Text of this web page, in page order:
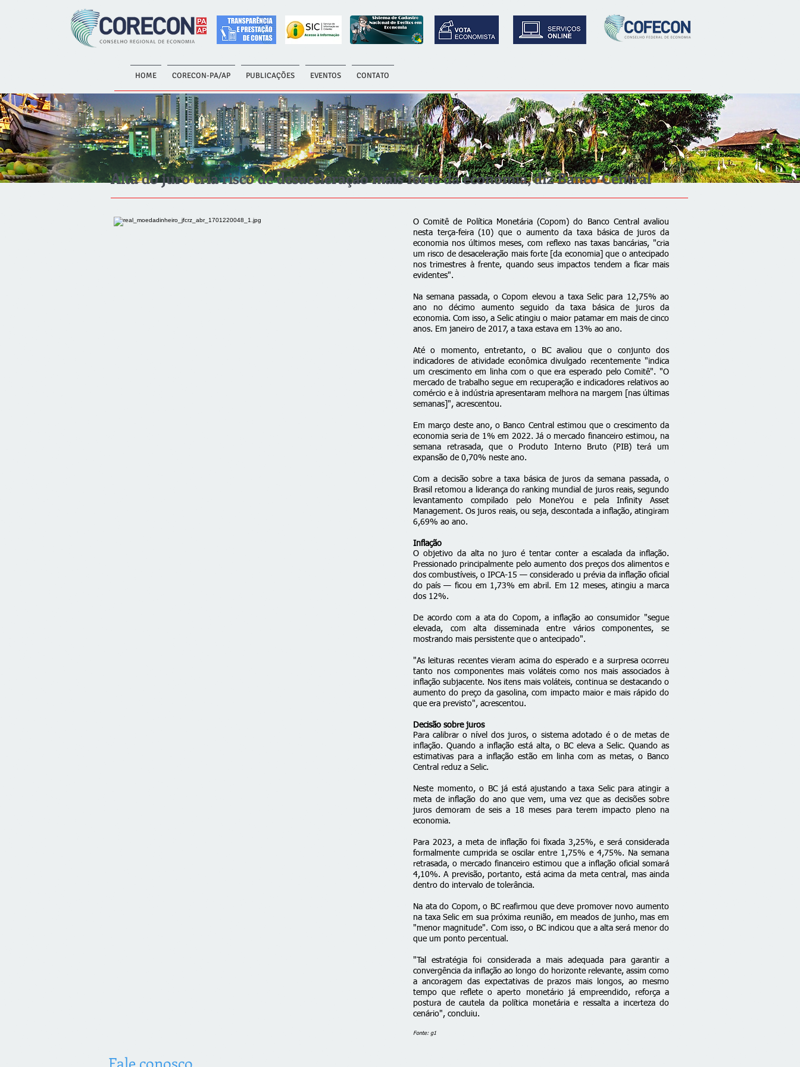
HOME CORECON-PA/AP PUBLICAÇÕES EVENTOS CONTATO
Alta do juro cria risco de desaceleração mais forte da economia, diz Banco Central
O Comitê de Política Monetária (Copom) do Banco Central avaliou
nesta terça-feira (10) que o aumento da taxa básica de juros da
economia nos últimos meses, com reflexo nas taxas bancárias, "cria
um risco de desaceleração mais forte [da economia] que o antecipado
nos trimestres à frente, quando seus impactos tendem a ficar mais
evidentes".
Na semana passada, o Copom elevou a taxa Selic para 12,75% ao
ano no décimo aumento seguido da taxa básica de juros da
economia. Com isso, a Selic atingiu o maior patamar em mais de cinco
anos. Em janeiro de 2017, a taxa estava em 13% ao ano.
Até o momento, entretanto, o BC avaliou que o conjunto dos
indicadores de atividade econômica divulgado recentemente "indica
um crescimento em linha com o que era esperado pelo Comitê". "O
mercado de trabalho segue em recuperação e indicadores relativos ao
comércio e à indústria apresentaram melhora na margem [nas últimas
semanas]", acrescentou.
Em março deste ano, o Banco Central estimou que o crescimento da
economia seria de 1% em 2022. Já o mercado financeiro estimou, na
semana retrasada, que o Produto Interno Bruto (PIB)terá um
expansão de 0,70% neste ano.
Com a decisão sobre a taxa básica de juros da semana passada, o
Brasil retomou a
liderança do ranking mundial de juros reais, segundo
levantamento compilado pelo MoneYou e pela Infinity Asset
Management. Os juros reais, ou seja, descontada a inflação, atingiram
6,69% ao ano.
Inflação
O objetivo da alta no juro é tentar conter a escalada da inflação.
Pressionado principalmente pelo aumento dos preços dos alimentos e
dos combustíveis, o IPCA-15 — considerado u prévia da inflação oficial
do país — ficou em 1,73% em abril.
Em 12 meses, atingiu a marca
dos 12%.
De acordo com a ata do Copom, a inflação ao consumidor "segue
elevada, com alta disseminada entre vários componentes, se
mostrando mais persistente que o antecipado".
"As leituras recentes vieram acima do esperado e a surpresa ocorreu
tanto nos componentes mais voláteis como nos mais associados à
inflação subjacente. Nos itens mais voláteis, continua se destacando o
aumento do preço da gasolina, com impacto maior e mais rápido do
que era previsto", acrescentou.
Decisão sobre juros
Para calibrar o nível dos juros, o sistema adotado é o de metas de
inflação. Quando a inflação está alta, o BC eleva a Selic. Quando as
estimativas para a inflação estão em linha com as metas, o Banco
Central reduz a Selic.
Neste momento, o BC já está ajustando a taxa Selic para atingir a
meta de inflação do ano que vem, uma vez que as decisões sobre
juros demoram de seis a 18 meses para terem impacto pleno na
economia.
Para 2023, a meta de inflação foi fixada 3,25%, e será considerada
formalmente cumprida se oscilar entre 1,75% e 4,75%. Na semana
retrasada, o mercado financeiro estimou que a inflação oficial somará
4,10%. A previsão, portanto, está acima da meta central, mas ainda
dentro do intervalo de tolerância.
Na ata do Copom, o BC reafirmou que deve promover novo aumento
na taxa Selic em sua próxima reunião, em meados de junho, mas em
"menor magnitude". Com isso, o BC indicou que a alta será menor do
que um ponto percentual.
"Tal estratégia foi considerada a mais adequada para garantir a
convergência da inflação ao longo do horizonte relevante, assim como
a ancoragem das expectativas de prazos mais longos, ao mesmo
tempo que reflete o aperto monetário já empreendido, reforça a
postura de cautela da política monetária e ressalta a incerteza do
cenário", concluiu.
Fonte: g1
Fale conosco